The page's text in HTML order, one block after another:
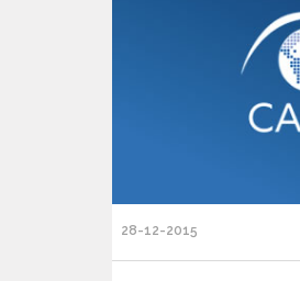
28-12-2015